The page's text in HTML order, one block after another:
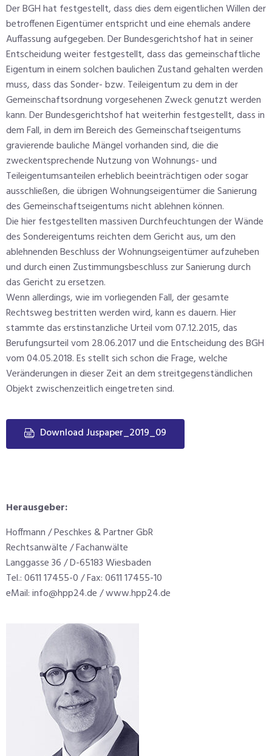
Der BGH hat festgestellt, dass dies dem eigentlichen Willen der
betroffenen Eigentümer entspricht und eine ehemals andere
Auffassung aufgegeben. Der Bundesgerichtshof hat in seiner
Entscheidung weiter festgestellt, dass das gemeinschaftliche
Eigentum in einem solchen baulichen Zustand gehalten werden
muss, dass das Sonder- bzw. Teileigentum zu dem in der
Gemeinschaftsordnung vorgesehenen Zweck genutzt werden
kann. Der Bundesgerichtshof hat weiterhin festgestellt, dass in
dem Fall, in dem im Bereich des Gemeinschaftseigentums
gravierende bauliche Mängel vorhanden sind, die die
zweckentsprechende Nutzung von Wohnungs- und
Teileigentumsanteilen erheblich beeinträchtigen oder sogar
ausschließen, die übrigen Wohnungseigentümer die Sanierung
des Gemeinschaftseigentums nicht ablehnen können.
Die hier festgestellten massiven Durchfeuchtungen der Wände
des Sondereigentums reichten dem Gericht aus, um den
ablehnenden Beschluss der Wohnungseigentümer aufzuheben
und durch einen Zustimmungsbeschluss zur Sanierung durch
das Gericht zu ersetzen.
Wenn allerdings, wie im vorliegenden Fall, der gesamte
Rechtsweg bestritten werden wird, kann es dauern. Hier
stammte das erstinstanzliche Urteil vom 07.12.2015, das
Berufungsurteil vom 28.06.2017 und die Entscheidung des BGH
vom 04.05.2018. Es stellt sich schon die Frage, welche
Veränderungen in dieser Zeit an dem streitgegenständlichen
Objekt zwischenzeitlich eingetreten sind.
Download Juspaper_2019_09
Herausgeber:
Hoffmann / Peschkes & Partner GbR
Rechtsanwälte / Fachanwälte
Langgasse 36 / D-65183 Wiesbaden
Tel.: 0611 17455-0 / Fax: 0611 17455-10
eMail: info@hpp24.de / www.hpp24.de